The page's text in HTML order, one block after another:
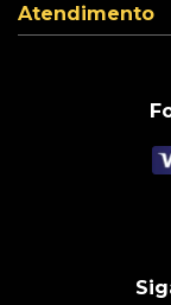
Atendimento